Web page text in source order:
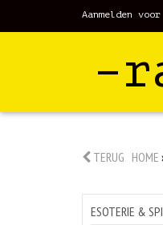
Aanmelden
TERUG HOME
ESOTERIE &